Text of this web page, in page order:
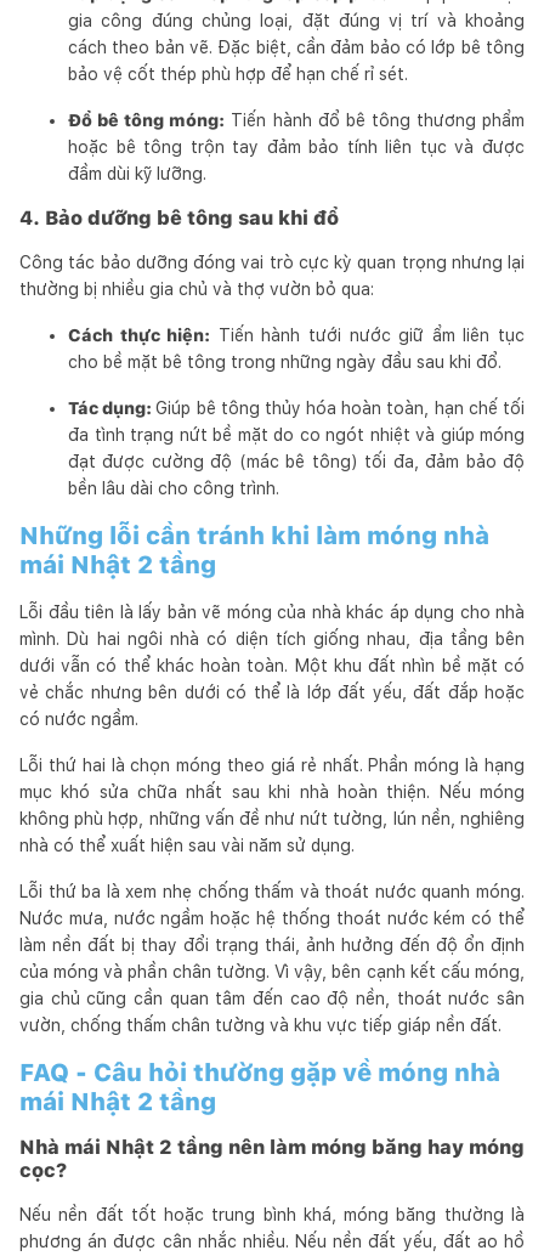
gia công đúng chủng loại, đặt đúng vị trí và khoảng
cách theo bản vẽ. Đặc biệt, cần đảm bảo có lớp bê tông
bảo vệ cốt thép phù hợp để hạn chế rỉ sét.
Đổ bê tông móng: Tiến hành đổ bê tông thương phẩm
hoặc bê tông trộn tay đảm bảo tính liên tục và được
đầm dùi kỹ lưỡng.
4. Bảo dưỡng bê tông sau khi đổ
Công tác bảo dưỡng đóng vai trò cực kỳ quan trọng nhưng lại
thường bị nhiều gia chủ và thợ vườn bỏ qua:
Cách thực hiện: Tiến hành tưới nước giữ ẩm liên tục
cho bề mặt bê tông trong những ngày đầu sau khi đổ.
Tác dụng:Giúp bê tông thủy hóa hoàn toàn, hạn chế tối
đa tình trạng nứt bề mặt do co ngót nhiệt và giúp móng
đạt được cường độ (mác bê tông) tối đa, đảm bảo độ
bền lâu dài cho công trình.
Những lỗi cần tránh khi làm móng nhà
mái Nhật 2 tầng
Lỗi đầu tiên là lấy bản vẽ móng của nhà khác áp dụng cho nhà
mình. Dù hai ngôi nhà có diện tích giống nhau, địa tầng bên
dưới vẫn có thể khác hoàn toàn. Một khu đất nhìn bề mặt có
vẻ chắc nhưng bên dưới có thể là lớp đất yếu, đất đắp hoặc
có nước ngầm.
Lỗi thứ hai là chọn móng theo giá rẻ nhất. Phần móng là hạng
mục khó sửa chữa nhất sau khi nhà hoàn thiện. Nếu móng
không phù hợp, những vấn đề như nứt tường, lún nền, nghiêng
nhà có thể xuất hiện sau vài năm sử dụng.
Lỗi thứ ba là xem nhẹ chống thấm và thoát nước quanh móng.
Nước mưa, nước ngầm hoặc hệ thống thoát nước kém có thể
làm nền đất bị thay đổi trạng thái, ảnh hưởng đến độ ổn định
của móng và phần chân tường. Vì vậy, bên cạnh kết cấu móng,
gia chủ cũng cần quan tâm đến cao độ nền, thoát nước sân
vườn, chống thấm chân tường và khu vực tiếp giáp nền đất.
FAQ - Câu hỏi thường gặp về móng nhà
mái Nhật 2 tầng
Nhà mái Nhật 2 tầng nên làm móng băng hay móng
cọc?
Nếu nền đất tốt hoặc trung bình khá, móng băng thường là
phương án được cân nhắc nhiều. Nếu nền đất yếu, đất ao hồ